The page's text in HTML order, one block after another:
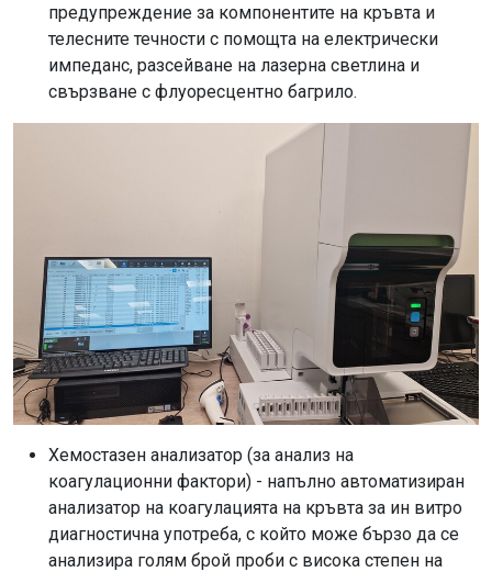
предупреждение за компонентите на кръвта и
телесните течности с помощта на електрически
импеданс, разсейване на лазерна светлина и
свързване с флуоресцентно багрило.
Хемостазен анализатор (за анализ на
коагулационни фактори) - напълно автоматизиран
анализатор на коагулацията на кръвта за ин витро
диагностична употреба, с който може бързо да се
анализира голям брой проби с висока степен на